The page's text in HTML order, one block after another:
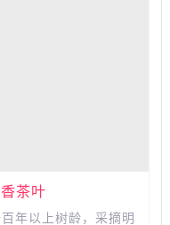
茶叶
以上树龄，采摘明